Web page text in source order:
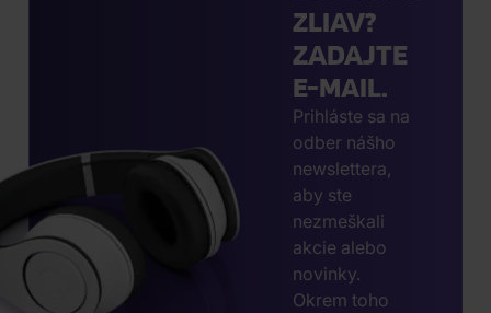
ZLIAV?
ZADAJTE
E-MAIL.
Prihláste sa na
odber nášho
newslettera,
aby ste
nezmeškali
akcie alebo
novinky.
Okrem toho